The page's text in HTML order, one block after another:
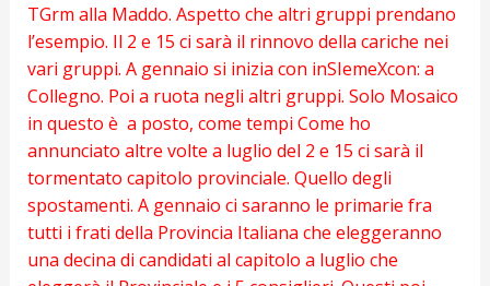
TGrm alla Maddo. Aspetto che altri gruppi prendano
l’esempio. Il 2 e 15 ci sarà il rinnovo della cariche nei
vari gruppi. A gennaio si inizia con inSIemeXcon: a
Collegno. Poi a ruota negli altri gruppi. Solo Mosaico
in questo è a posto, come tempi Come ho
annunciato altre volte a luglio del 2 e 15 ci sarà il
tormentato capitolo provinciale. Quello degli
spostamenti. A gennaio ci saranno le primarie fra
tutti i frati della Provincia Italiana che eleggeranno
una decina di candidati al capitolo a luglio che